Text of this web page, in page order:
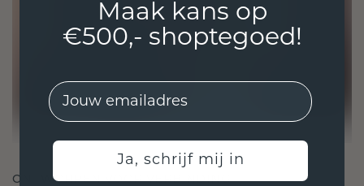
ONTWORPEN VOOR VERBINDING
Maak kans op
€500,- shoptegoed!
EMail
Ja, schrijf mij in